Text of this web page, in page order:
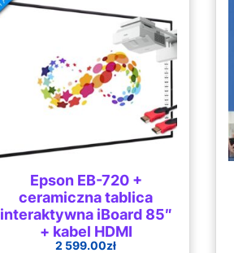
Epson EB-720 +
ceramiczna tablica
interaktywna iBoard 85″
+ kabel HDMI
2 599.00zł